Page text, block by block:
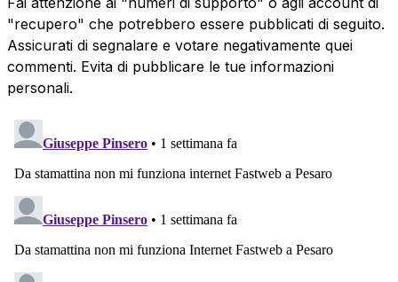
"recupero" che potrebbero essere pubblicati di seguito.
Assicurati di segnalare e votare negativamente quei
commenti. Evita di pubblicare le tue informazioni
personali.